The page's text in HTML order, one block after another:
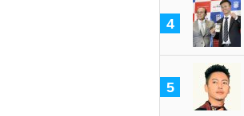
4
5